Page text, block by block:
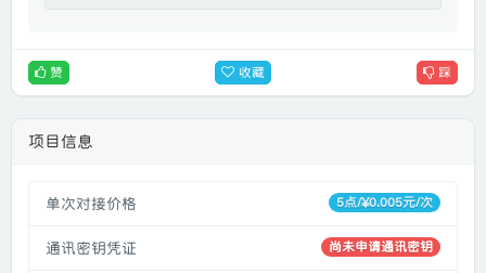
赞 收藏 踩
项目信息
5点/¥0.005元/次
单次对接价格
尚未申请通讯密钥
通讯密钥凭证